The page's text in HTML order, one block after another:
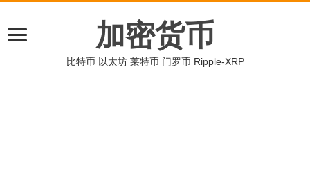
加密货币
比特币 以太坊 莱特币 门罗币 Ripple-XRP